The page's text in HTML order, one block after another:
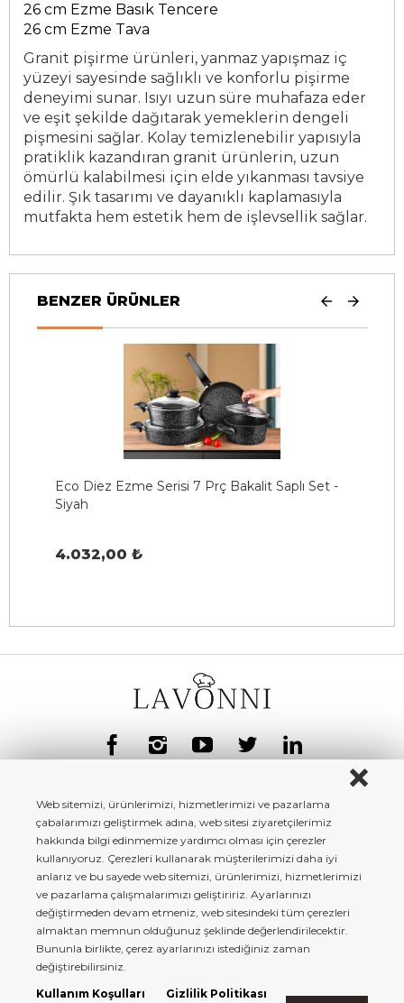
26 cm Ezme Basık Tencere
26 cm Ezme Tava
Granit pişirme ürünleri, yanmaz yapışmaz iç
yüzeyi sayesinde sağlıklı ve konforlu pişirme
deneyimi sunar. Isıyı uzun süre muhafaza eder
ve eşit şekilde dağıtarak yemeklerin dengeli
pişmesini sağlar. Kolay temizlenebilir yapısıyla
pratiklik kazandıran granit ürünlerin, uzun
ömürlü kalabilmesi için elde yıkanması tavsiye
edilir. Şık tasarımı ve dayanıklı kaplamasıyla
mutfakta hem estetik hem de işlevsellik sağlar.
BENZER ÜRÜNLER
Eco Diez Ezme Serisi 7 Prç Bakalit Saplı Set -
Siyah
4.032,00 ₺
Lavonni.com - Copyright© 2022 Tüm Hakları Saklıdır.
Web sitemizi, ürünlerimizi, hizmetlerimizi ve pazarlama
çabalarımızı geliştirmek adına, web sitesi ziyaretçilerimiz
hakkında bilgi edinmemize yardımcı olması için çerezler
kullanıyoruz. Çerezleri kullanarak müşterilerimizi daha iyi
anlarız ve bu sayede web sitemizi, ürünlerimizi, hizmetlerimizi
ve pazarlama çalışmalarımızı geliştiririz. Ayarlarınızı
değiştirmeden devam etmeniz, web sitesindeki tüm çerezleri
almaktan memnun olduğunuz şeklinde değerlendirilecektir.
Bununla birlikte, çerez ayarlarınızı istediğiniz zaman
değiştirebilirsiniz.
Kullanım Koşulları
Gizlilik Politikası